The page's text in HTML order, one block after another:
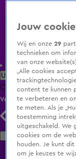
Uitzending Gemist
ClipsFilmsRadio
Volg KIJK
Zoeken
Jouw
Wij en onze29
technieken om
van onze
„Alle cookies
content te kunnen
te verbeteren en
te meten. Als je
toestemming
uitgeschakeld. We
cookies om de
houden. Je kunt
om je keuzes te